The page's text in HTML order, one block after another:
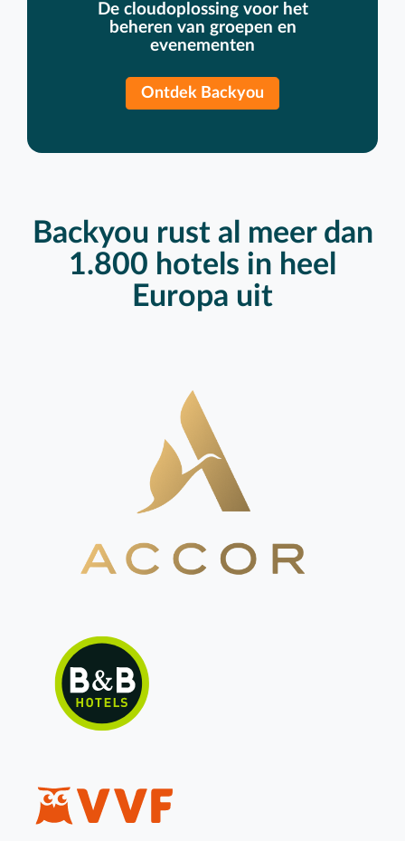
De cloudoplossing voor het
beheren van groepen en
evenementen
Ontdek Backyou
Backyou rust al meer dan
1.800 hotels in heel
Europa uit